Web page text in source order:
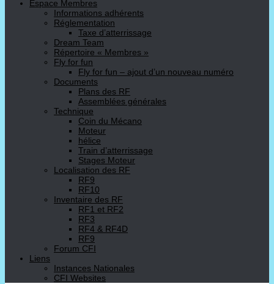
Espace Membres
Informations adhérents
Réglementation
Taxe d’atterrissage
Dream Team
Répertoire « Membres »
Fly for fun
Fly for fun – ajout d’un nouveau numéro
Documents
Plans des RF
Assemblées générales
Technique
Coin du Mécano
Moteur
hélice
Train d’atterrissage
Stages Moteur
Localisation des RF
RF9
RF10
Inventaire des RF
RF1 et RF2
RF3
RF4 & RF4D
RF9
Forum CFI
Liens
Instances Nationales
CFI Websites